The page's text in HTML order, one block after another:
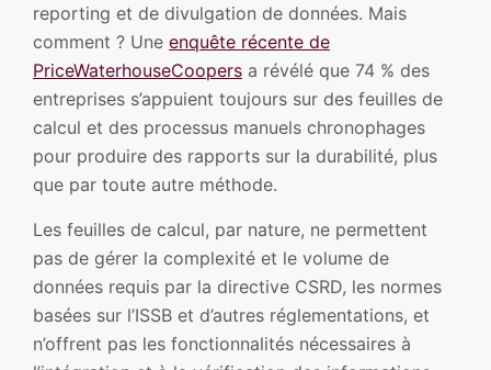
reporting et de divulgation de données. Mais
comment ? Une enquête récente de
PriceWaterhouseCoopers a révélé que 74 % des
entreprises s’appuient toujours sur des feuilles de
calcul et des processus manuels chronophages
pour produire des rapports sur la durabilité, plus
que par toute autre méthode.
Les feuilles de calcul, par nature, ne permettent
pas de gérer la complexité et le volume de
données requis par la directive CSRD, les normes
basées sur l’ISSB et d’autres réglementations, et
n’offrent pas les fonctionnalités nécessaires à